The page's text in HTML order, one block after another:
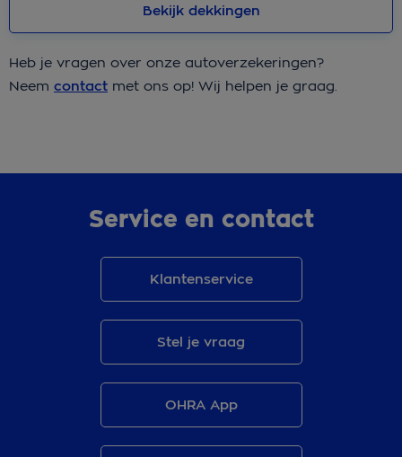
Bekijk dekkingen
Heb je vragen over onze autoverzekeringen?
Neem contact met ons op! Wij helpen je graag.
Service en contact
Klantenservice
Stel je vraag
OHRA App